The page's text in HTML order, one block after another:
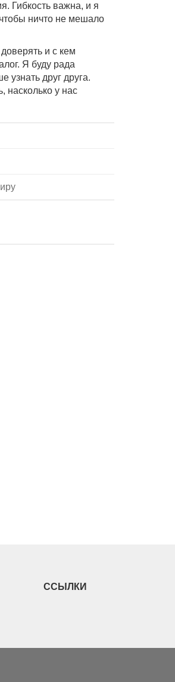
Гибкость важна, и я
ничто не мешало
и с кем
Я буду рада
узнать друг друга.
насколько у нас
ССЫЛКИ